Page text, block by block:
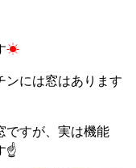
☀
ンには窓はあります
ですが、実は機能
☝